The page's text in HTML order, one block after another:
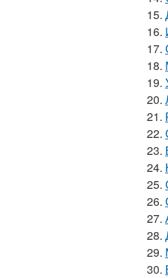
15.
16.
17.
18.
19.
20.
21.
22.
23.
24.
25.
26.
27.
28.
29.
30.